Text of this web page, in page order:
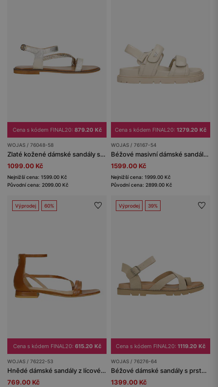
Cena s kódem FINAL20: 879.20 Kč
WOJAS / 76048-58
Zlaté kožené dámské sandály s kontrastní podrážkou
1099.00 Kč
Nejnižší cena: 1599.00 Kč
Původní cena: 2099.00 Kč
Cena s kódem FINAL20: 1279.20 Kč
WOJAS / 76167-54
Béžové masivní dámské sandály z lícové kůže
1599.00 Kč
Nejnižší cena: 1999.00 Kč
Původní cena: 2899.00 Kč
Výprodej 60%
Cena s kódem FINAL20: 615.20 Kč
WOJAS / 76222-53
Hnědé dámské sandály z lícové kůže
769.00 Kč
Výprodej 39%
Cena s kódem FINAL20: 1119.20 Kč
WOJAS / 76276-64
Béžové dámské sandály s prstovým páskem
1399.00 Kč